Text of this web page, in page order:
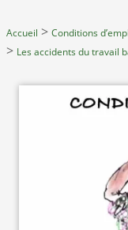
Accueil > Conditions
> Les accidents du travail